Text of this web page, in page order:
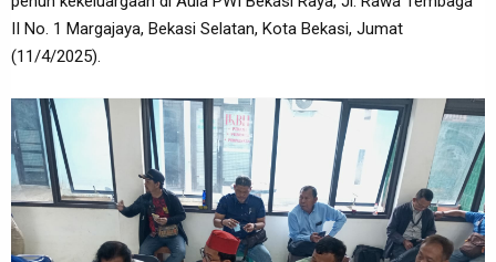
II No. 1 Margajaya, Bekasi Selatan, Kota Bekasi, Jumat
(11/4/2025).